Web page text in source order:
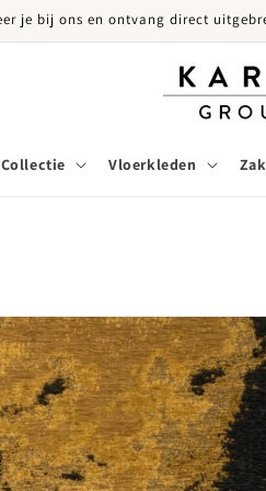
je bij ons en ontvang direct
Collectie Vloerkleden